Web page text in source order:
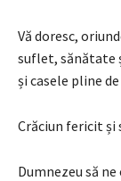
Vă doresc,
suflet, sănătate
și casele pline
Crăciun fericit
Dumnezeu să